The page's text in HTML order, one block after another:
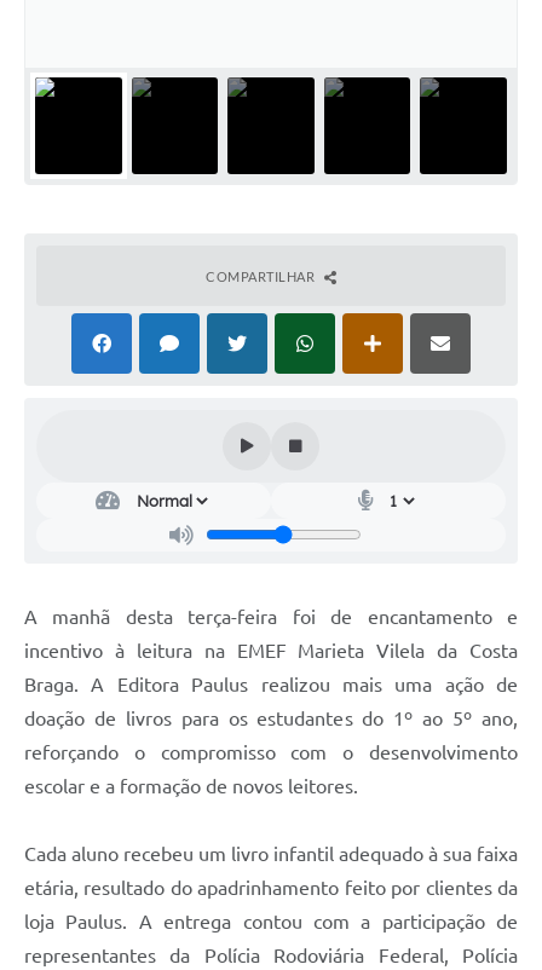
Cemitérios
Arquivos para Download
Participe mais
Contas Públicas
Notícias
Contato
COMPARTILHAR
A manhã desta terça-feira foi de encantamento e
incentivo à leitura na EMEF Marieta Vilela da Costa
Braga. A Editora Paulus realizou mais uma ação de
doação de livros para os estudantes do 1º ao 5º ano,
reforçando o compromisso com o desenvolvimento
escolar e a formação de novos leitores.
Cada aluno recebeu um livro infantil adequado à sua faixa
etária, resultado do apadrinhamento feito por clientes da
loja Paulus. A entrega contou com a participação de
representantes da Polícia Rodoviária Federal, Polícia